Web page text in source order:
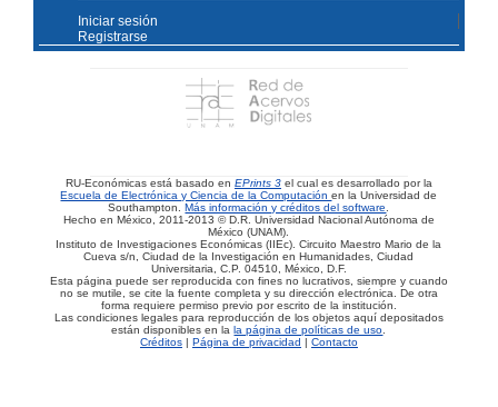
Iniciar sesión
Registrarse
RU-Económicas está basado en EPrints 3 el cual es desarrollado por la
Escuela de Electrónica y Ciencia de la Computaciónen la Universidad de
Southampton.Más información y créditos del software.
Hecho en México, 2011-2013 © D.R. Universidad Nacional Autónoma de
México (UNAM).
Instituto de Investigaciones Económicas (IIEc). Circuito Maestro Mario de la
Cueva s/n, Ciudad de la Investigación en Humanidades, Ciudad
Universitaria, C.P. 04510, México, D.F.
Esta página puede ser reproducida con fines no lucrativos, siempre y cuando
no se mutile, se cite la fuente completa y su dirección electrónica. De otra
forma requiere permiso previo por escrito de la institución.
Las condiciones legales para reproducción de los objetos aquí depositados
están disponibles en lala página de políticas de uso.
Créditos| Página de privacidad | Contacto